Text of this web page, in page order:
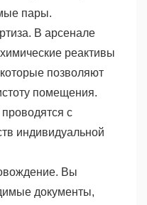
пары.
В арсенале
реактивы
позволяют
помещения.
с
индивидуальной
Вы
документы,